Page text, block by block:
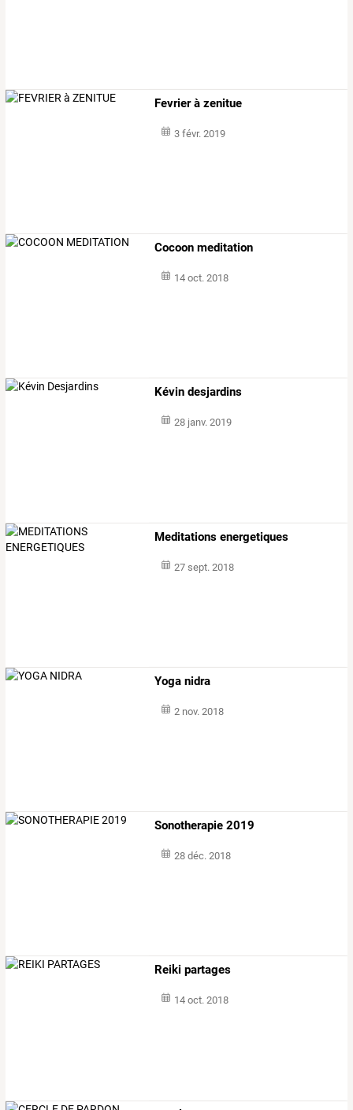
Fevrier à zenitue
3 févr. 2019
Cocoon meditation
14 oct. 2018
Kévin desjardins
28 janv. 2019
Meditations energetiques
27 sept. 2018
Yoga nidra
2 nov. 2018
Sonotherapie 2019
28 déc. 2018
Reiki partages
14 oct. 2018